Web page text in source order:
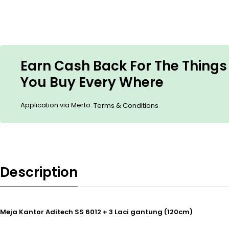
Earn Cash Back For The Things
You Buy Every Where
Application via Merto. Terms & Conditions.
Description
Meja Kantor Aditech SS 6012 + 3 Laci gantung (120cm)